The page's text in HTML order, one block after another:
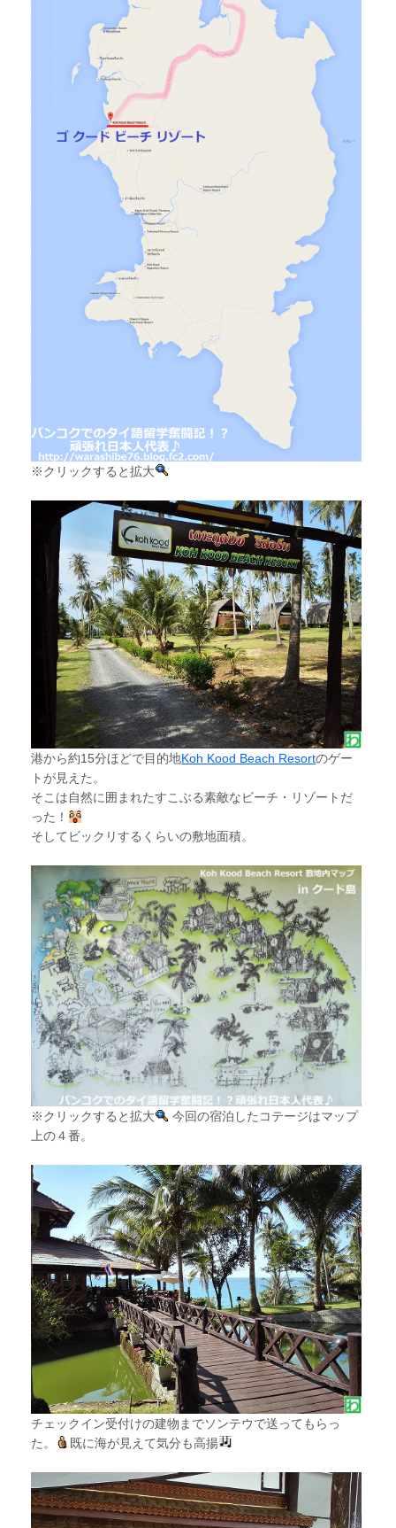
※クリックすると拡大
港から約15分ほどで目的地Koh Kood Beach Resortのゲー
トが見えた。
そこは自然に囲まれたすこぶる素敵なビーチ・リゾートだ
った！
そしてビックリするくらいの敷地面積。
※クリックすると拡大
今回の宿泊したコテージはマップ
上の４番。
チェックイン受付けの建物までソンテウで送ってもらっ
た。
既に海が見えて気分も高揚